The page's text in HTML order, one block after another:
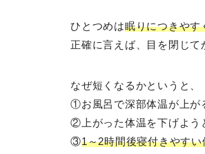
ひとつめは眠りにつきやす
正確に言えば、目を閉じて
なぜ短くなるかというと、
①お風呂で深部体温が上が
②上がった体温を下げよう
③1～2時間後寝付きやす